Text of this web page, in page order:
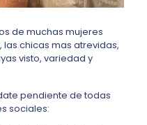
de muchas mujeres
chicas mas atrevidas,
visto, variedad y
pendiente de todas
sociales: